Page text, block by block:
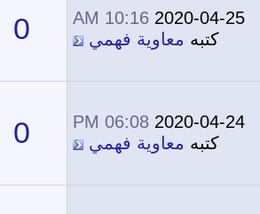
2020-04-25
10:16 AM
كتبه معاوية فهمي 0
2020-04-24
06:08 PM
كتبه معاوية فهمي 0